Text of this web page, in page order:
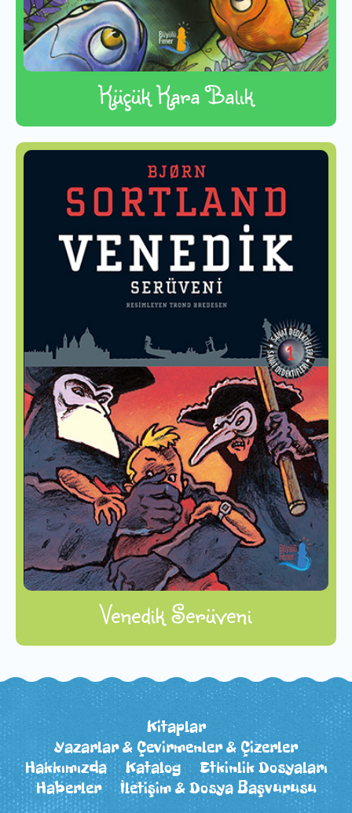
Küçük Kara Balık
Venedik Serüveni
Kitaplar
Yazarlar & Çevirmenler & Çizerler
Hakkımızda
Katalog
Etkinlik Dosyaları
Haberler
İletişim & Dosya Başvurusu